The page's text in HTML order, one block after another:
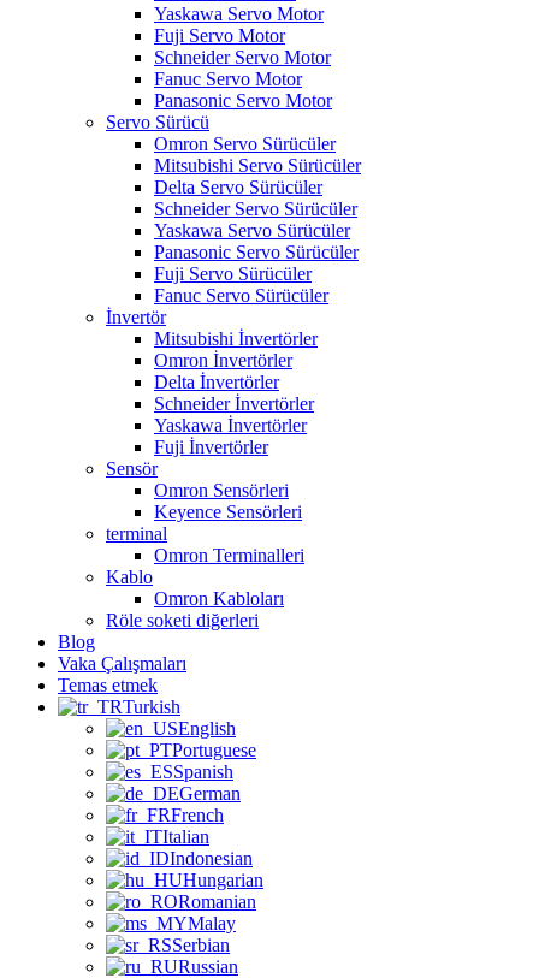
Yaskawa Servo Motor
Fuji Servo Motor
Schneider Servo Motor
Fanuc Servo Motor
Panasonic Servo Motor
Servo Sürücü
Omron Servo Sürücüler
Mitsubishi Servo Sürücüler
Delta Servo Sürücüler
Schneider Servo Sürücüler
Yaskawa Servo Sürücüler
Panasonic Servo Sürücüler
Fuji Servo Sürücüler
Fanuc Servo Sürücüler
İnvertör
Mitsubishi İnvertörler
Omron İnvertörler
Delta İnvertörler
Schneider İnvertörler
Yaskawa İnvertörler
Fuji İnvertörler
Sensör
Omron Sensörleri
Keyence Sensörleri
terminal
Omron Terminalleri
Kablo
Omron Kabloları
Röle soketi diğerleri
Blog
Vaka Çalışmaları
Temas etmek
Turkish
English
Portuguese
Spanish
German
French
Italian
Indonesian
Hungarian
Romanian
Malay
Serbian
Russian